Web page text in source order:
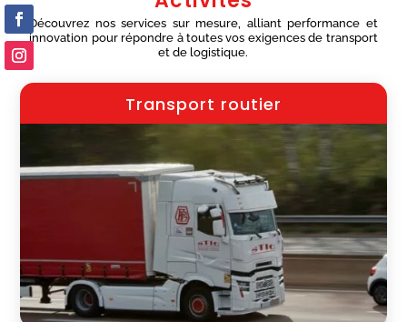
Découvrez nos services sur mesure, alliant performance et
innovation pour répondre à toutes vos exigences de transport
et de logistique.
Transport routier